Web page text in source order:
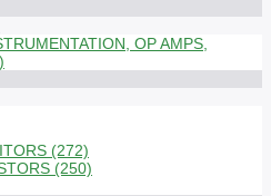
OP AMPS,
(272)
(250)